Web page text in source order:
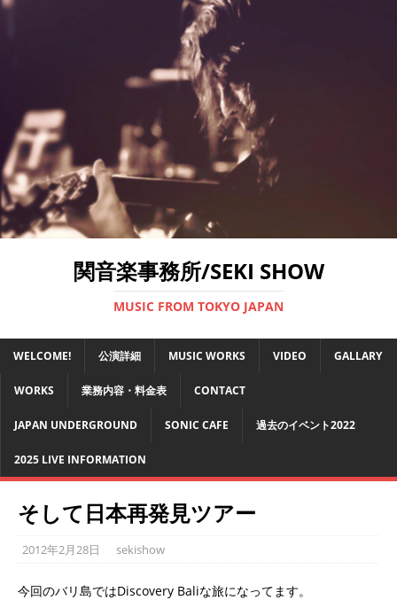
関音楽事務所/SEKI SHOW
MUSIC FROM TOKYO JAPAN
WELCOME! 公演詳細 MUSIC WORKS VIDEO GALLARY
WORKS 業務内容・料金表 CONTACT
JAPAN UNDERGROUND SONIC CAFE 過去のイベント2022
2025 LIVE INFORMATION
そして日本再発見ツアー
2012年2月28日 sekishow
今回のバリ島ではDiscovery Baliな旅になってます。